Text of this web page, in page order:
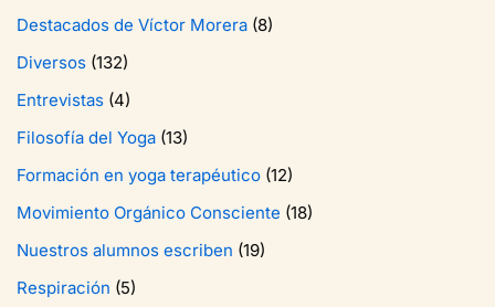
Destacados de Víctor Morera (8)
Diversos (132)
Entrevistas (4)
Filosofía del Yoga (13)
Formación en yoga terapéutico (12)
Movimiento Orgánico Consciente (18)
Nuestros alumnos escriben (19)
Respiración (5)